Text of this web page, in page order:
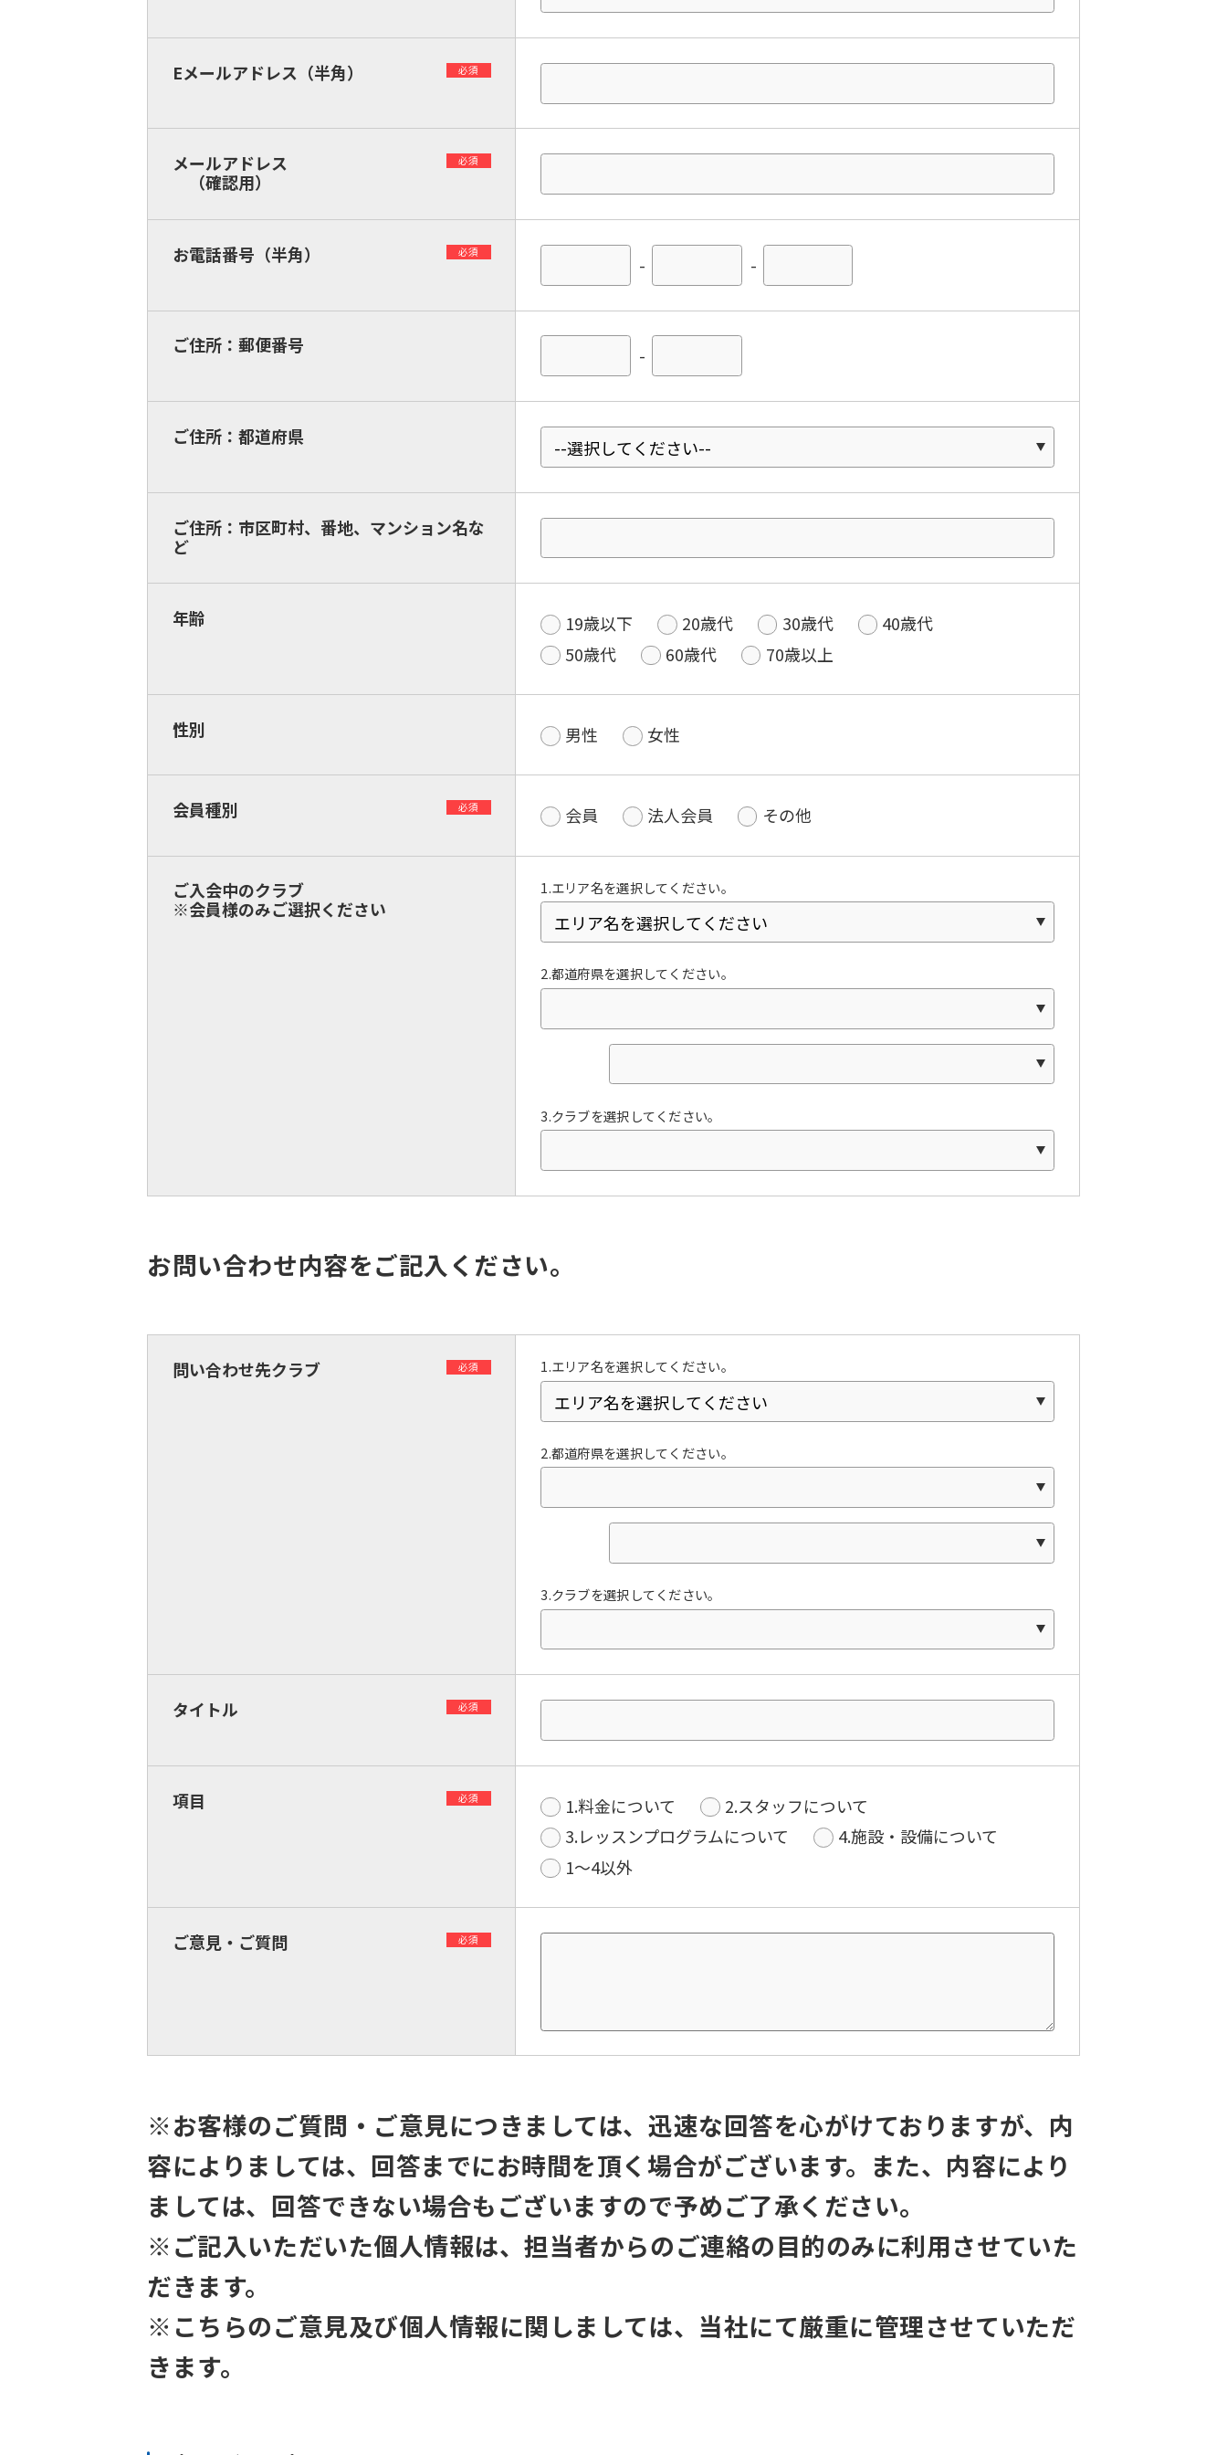
Eメールアドレス（半角） 必須
メールアドレス
（確認用）
必須
お電話番号（半角） 必須
- -
ご住所：郵便番号 -
ご住所：都道府県
ご住所：市区町村、番地、マンション名な
ど
年齢 19歳以下 20歳代 30歳代
40歳代
50歳代
60歳代 70歳以上
性別 男性 女性
会員種別 必須 会員 法人会員 その他
ご入会中のクラブ
※会員様のみご選択ください
1.エリア名を選択してください。
2.都道府県を選択してください。
3.クラブを選択してください。
お問い合わせ内容をご記入ください。
問い合わせ先クラブ 必須 1.エリア名を選択してください。
2.都道府県を選択してください。
3.クラブを選択してください。
タイトル 必須
項目 必須 1.料金について
2.スタッフについて
3.レッスンプログラムについて
4.施設・設備について
1〜4以外
ご意見・ご質問 必須
※お客様のご質問・ご意見につきましては、迅速な回答を心がけておりますが、内
容によりましては、回答までにお時間を頂く場合がございます。また、内容により
ましては、回答できない場合もございますので予めご了承ください。
※ご記入いただいた個人情報は、担当者からのご連絡の目的のみに利用させていた
だきます。
※こちらのご意見及び個人情報に関しましては、当社にて厳重に管理させていただ
きます。
For foreigners
Central Sports official website is
English. Click the link below (start
automatic translation) to return to
translation service, the Japanese
version of this website will be
fully understand this before using
the service.
Automatic translation start